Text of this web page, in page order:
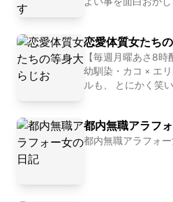
中心としたイベント
目的とした団体で
グ、山登り、登山
ちしております。 ポッドキャストの書き起こし
恋愛体質女たち
【毎週月曜あさ8時配信】 20年以上
幼馴染・カコ × エ
ルも、 とにかく笑
ークをお届け🍻💛 ------------------------------
-------------- 📮 お便
都内無職アラフ
都内無職アラフォ